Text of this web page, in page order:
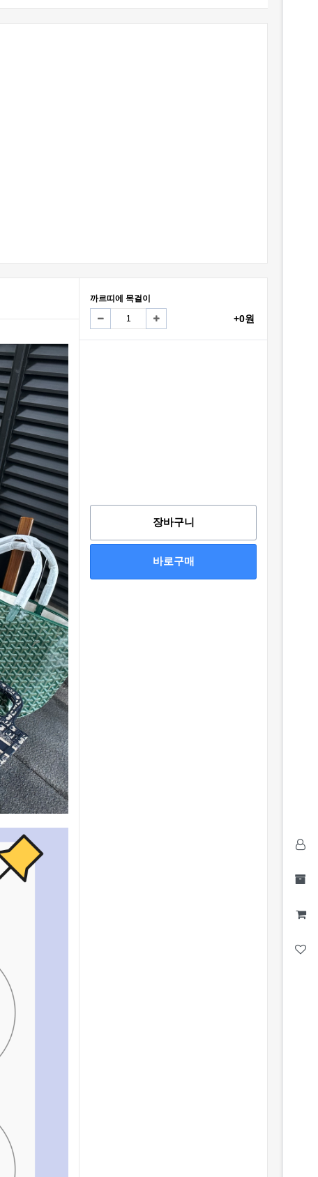
까르띠에 목걸이
+0원
장바구니
바로구매